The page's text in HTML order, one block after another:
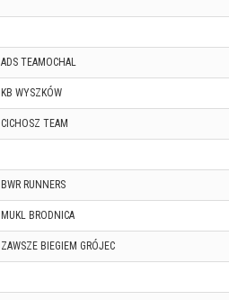
ADS TEAMOCHAL
KB WYSZKÓW
CICHOSZ TEAM
BWR RUNNERS
MUKL BRODNICA
ZAWSZE BIEGIEM GRÓJEC